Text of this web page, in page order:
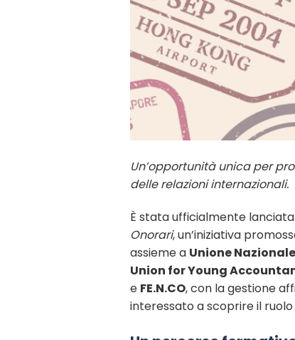
Un’opportunità unica per
delle relazioni internazionali.
È stata ufficialmente
Onorari, un’iniziativa
assieme a Unione
Union for Young
e FE.N.CO, con la gestione
interessato a scoprire il